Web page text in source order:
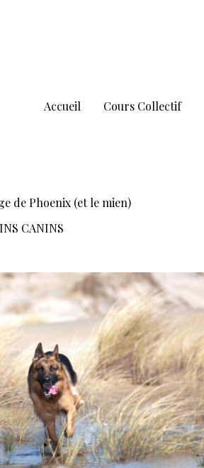
Accueil Cours Collectif
de Phoenix (et le mien)
CANINS